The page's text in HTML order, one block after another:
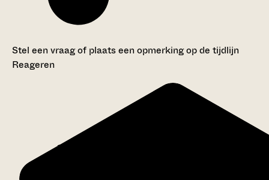
Stel een vraag of plaats een opmerking op de tijdlijn
Reageren